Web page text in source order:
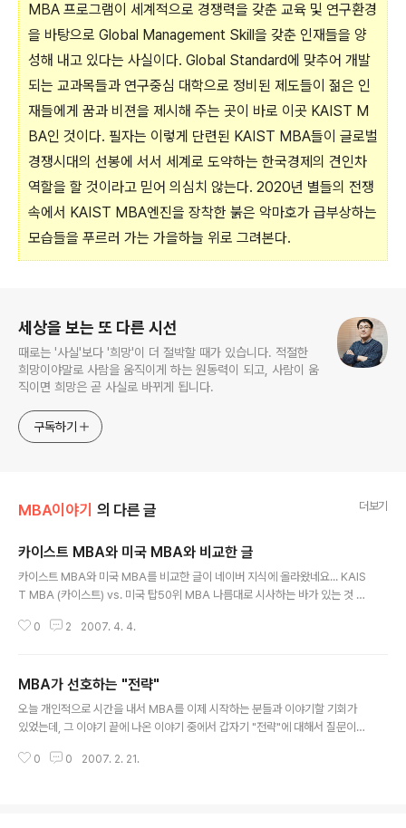
MBA 프로그램이 세계적으로 경쟁력을 갖춘 교육 및 연구환경
을 바탕으로 Global Management Skill을 갖춘 인재들을 양
성해 내고 있다는 사실이다. Global Standard에 맞추어 개발
되는 교과목들과 연구중심 대학으로 정비된 제도들이 젊은 인
재들에게 꿈과 비젼을 제시해 주는 곳이 바로 이곳 KAIST M
BA인 것이다. 필자는 이렇게 단련된 KAIST MBA들이 글로벌
경쟁시대의 선봉에 서서 세계로 도약하는 한국경제의 견인차
역할을 할 것이라고 믿어 의심치 않는다. 2020년 별들의 전쟁
속에서 KAIST MBA엔진을 장착한 붉은 악마호가 급부상하는
모습들을 푸르러 가는 가을하늘 위로 그려본다.
세상을 보는 또 다른 시선
때로는 '사실'보다 '희망'이 더 절박할 때가 있습니다. 적절한
희망이야말로 사람을 움직이게 하는 원동력이 되고, 사람이 움
직이면 희망은 곧 사실로 바뀌게 됩니다.
구독하기
MBA이야기 의 다른 글 더보기
카이스트 MBA와 미국 MBA와 비교한 글
카이스트 MBA와 미국 MBA를 비교한 글이 네이버 지식에 올라왔네요... KAIS
T MBA (카이스트) vs. 미국 탑50위 MBA 나름대로 시사하는 바가 있는 것 같
방향 대화가 가능할 것 같은데 그렇지 않아서 개인적으로 아쉬운 부분이 남습니
시는 것도 좋은 방법인 것 같습니다. MBA스쿨에 대한 이야기 참고적으로 현재
카이스트 MBA는 글로벌 랭킹은 대략 100 - 120위 정도(파이낸셜타임스: '20
06년 글로벌 MBA' 102위)입니다.
0 2 2007. 4. 4.
MBA가 선호하는 "전략"
오늘 개인적으로 시간을 내서 MBA를 이제 시작하는 분들과 이야기할 기회가
있었는데, 그 이야기 끝에 나온 이야기 중에서 갑자기 "전략"에 대해서 질문이
겠느냐?"였는데, 개인적으로 참 미묘한 질문이였다고 생각한다. 요즘 시쳇말로
0 0 2007. 2. 21.